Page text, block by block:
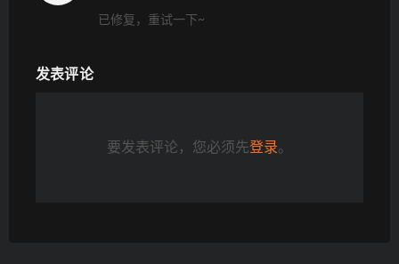
已修复，重试一下~
发表评论
要发表评论，您必须先登录。